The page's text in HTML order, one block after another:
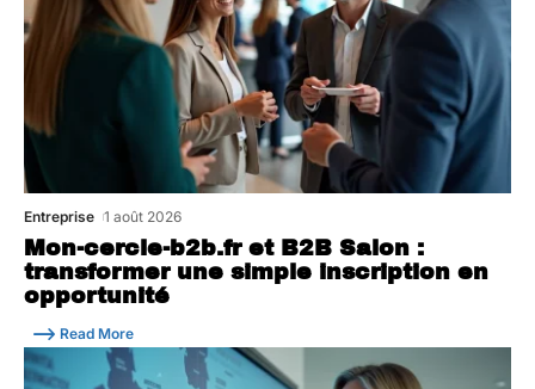
Mon-cercle-b2b.fr et B2B Salon :
transformer une simple inscription en
opportunité
Entreprise 1 août 2026
Read More